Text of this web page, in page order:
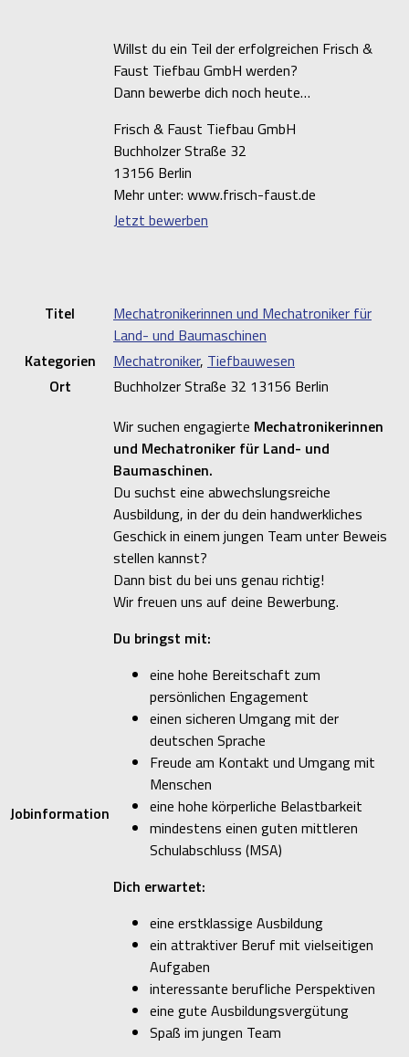
Willst du ein Teil der erfolgreichen Frisch &
Faust Tiefbau GmbH werden?
Dann bewerbe dich noch heute…
Frisch & Faust Tiefbau GmbH
Buchholzer Straße 32
13156 Berlin
Mehr unter: www.frisch-faust.de
Jetzt bewerben
Titel
Mechatronikerinnen und Mechatroniker für
Land- und Baumaschinen
Kategorien
Mechatroniker, Tiefbauwesen
Ort
Buchholzer Straße 32 13156 Berlin
Jobinformation
Wir suchen engagierte Mechatronikerinnen
und Mechatroniker für Land- und
Baumaschinen.
Du suchst eine abwechslungsreiche
Ausbildung, in der du dein handwerkliches
Geschick in einem jungen Team unter Beweis
stellen kannst?
Dann bist du bei uns genau richtig!
Wir freuen uns auf deine Bewerbung.
Du bringst mit:
eine hohe Bereitschaft zum
persönlichen Engagement
einen sicheren Umgang mit der
deutschen Sprache
Freude am Kontakt und Umgang mit
Menschen
eine hohe körperliche Belastbarkeit
mindestens einen guten mittleren
Schulabschluss (MSA)
Dich erwartet:
eine erstklassige Ausbildung
ein attraktiver Beruf mit vielseitigen
Aufgaben
interessante berufliche Perspektiven
eine gute Ausbildungsvergütung
Spaß im jungen Team